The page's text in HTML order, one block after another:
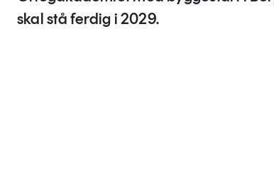
skal stå ferdig i 2029.